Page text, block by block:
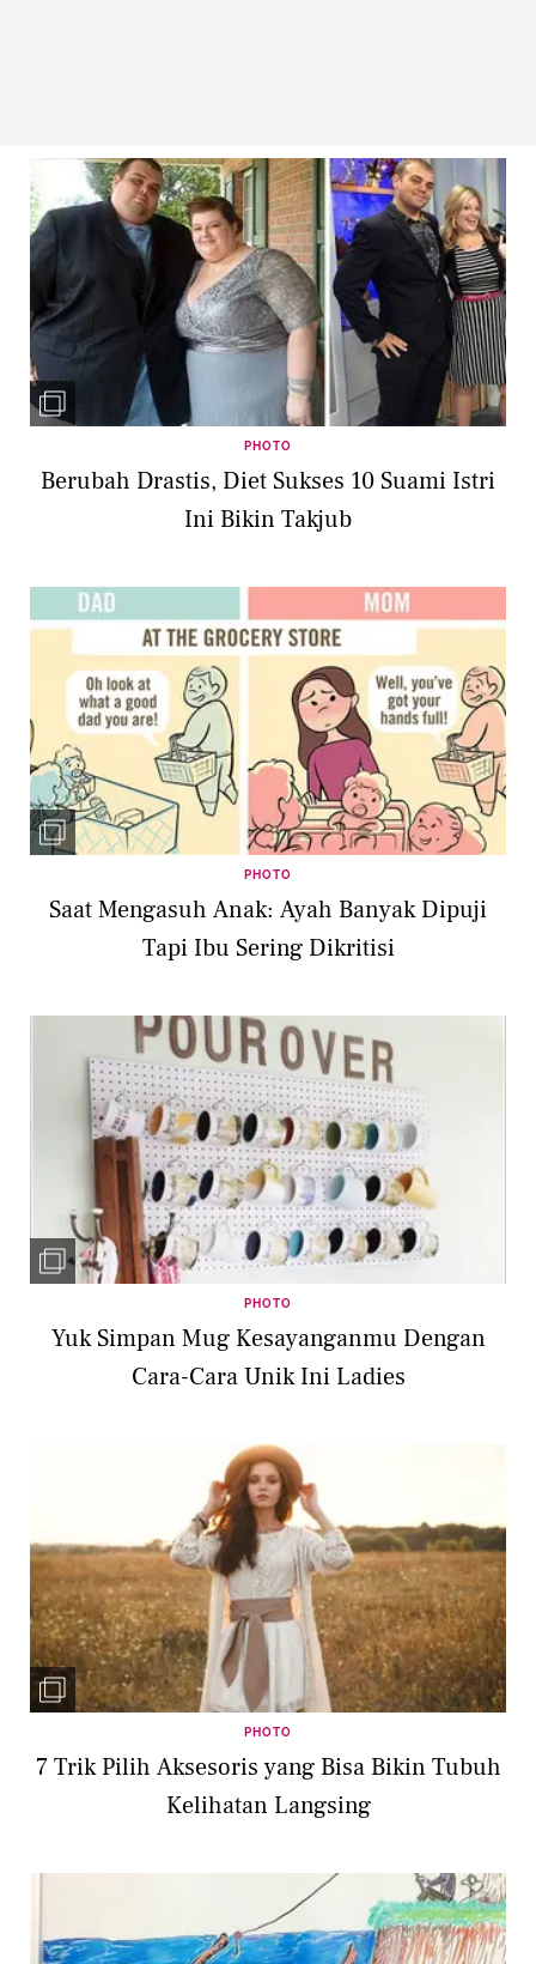
PHOTO
Berubah Drastis, Diet Sukses 10 Suami Istri
Ini Bikin Takjub
PHOTO
Saat Mengasuh Anak: Ayah Banyak Dipuji
Tapi Ibu Sering Dikritisi
PHOTO
Yuk Simpan Mug Kesayanganmu Dengan
Cara-Cara Unik Ini Ladies
PHOTO
7 Trik Pilih Aksesoris yang Bisa Bikin Tubuh
Kelihatan Langsing